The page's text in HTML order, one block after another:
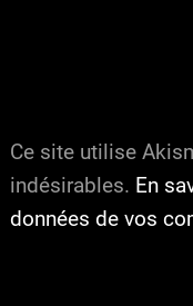
Ce site utilise
indésirables. En
données de vos